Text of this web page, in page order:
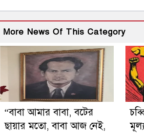
More News Of This Category
“বাবা আমার বাবা, বটের
ছায়ার মতো, বাবা আজ নেই,